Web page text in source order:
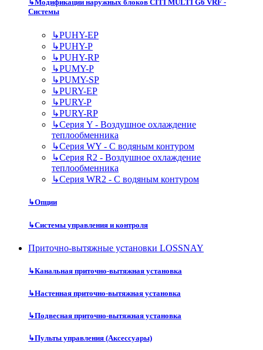
↳Модификации наружных блоков CITI MULTI G6 VRF -
Системы
↳PUHY-EP
↳PUHY-P
↳PUHY-RP
↳PUMY-P
↳PUMY-SP
↳PURY-EP
↳PURY-P
↳PURY-RP
↳Серия Y - Воздушное охлаждение
теплообменника
↳Серия WY - С водяным контуром
↳Серия R2 - Воздушное охлаждение
теплообменника
↳Серия WR2 - С водяным контуром
↳Опции
↳Системы управления и контроля
Приточно-вытяжные установки LOSSNAY
↳Канальная приточно-вытяжная установка
↳Настенная приточно-вытяжная установка
↳Подвесная приточно-вытяжная установка
↳Пульты управления (Аксессуары)